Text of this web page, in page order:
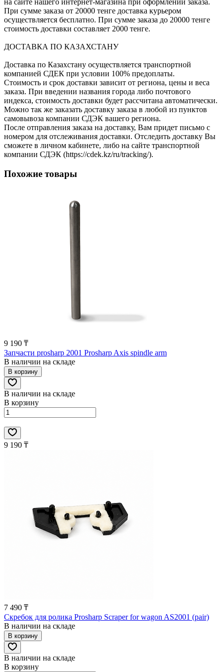
При сумме заказа от 20000 тенге доставка курьером
осуществляется бесплатно. При сумме заказа до 20000 тенге
стоимость доставки составляет 2000 тенге.
ДОСТАВКА ПО КАЗАХСТАНУ
Доставка по Казахстану осуществляется транспортной
компанией СДЕК при условии 100% предоплаты.
Стоимость и срок доставки зависит от региона, цены и веса
заказа. При введении названия города либо почтового
индекса, стоимость доставки будет рассчитана автоматически.
Можно так же заказать доставку заказа в любой из пунктов
самовывоза компании СДЭК вашего региона.
После отправления заказа на доставку, Вам придет письмо с
номером для отслеживания доставки. Отследить доставку Вы
сможете в личном кабинете, либо на сайте транспортной
компании СДЭК (https://cdek.kz/ru/tracking/).
Похожие товары
9 190 ₸
Запчасти prosharp 2001 Prosharp Axis spindle arm
В наличии на складе
В корзину
В наличии на складе
В корзину
9 190 ₸
7 490 ₸
Скребок для ролика Prosharp Scraper for wagon AS2001 (pair)
В наличии на складе
В корзину
В наличии на складе
В корзину